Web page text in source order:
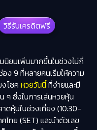
วิธีรับเครดิตฟรี
นิยมเพิ่มมากขึ้นในช่วงไม่กี่
อง 9 ที่หลายคนเริ่มให้ความ
งโชค หวยวันนี้ที่ง่ายและมี
ๆ ซึ่งในการเล่นหวยหุ้น
ดหุ้นในช่วงเที่ยง (10:30-
ทย (SET) และนำตัวเลข